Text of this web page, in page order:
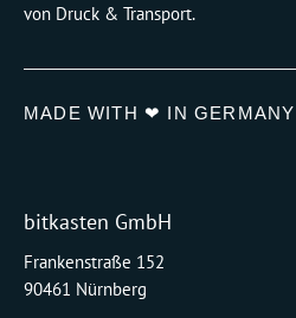
von Druck & Transport.
MADE WITH ❤ IN GERMANY
bitkasten GmbH
Frankenstraße 152
90461 Nürnberg